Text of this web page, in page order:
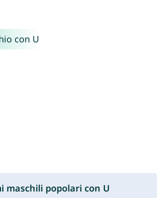
con U
maschili popolari con U